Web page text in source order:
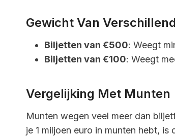
Gewicht Van
Biljetten van €500: Weegt
Biljetten van €100: Weegt
Vergelijking Met Munten
Munten wegen veel meer dan
je 1 miljoen euro in munten hebt,